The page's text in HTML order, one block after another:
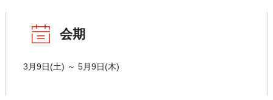
会期
3月9日(土) ～ 5月9日(木)